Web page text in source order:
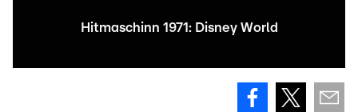
Hitmaschinn 1971: Disney World